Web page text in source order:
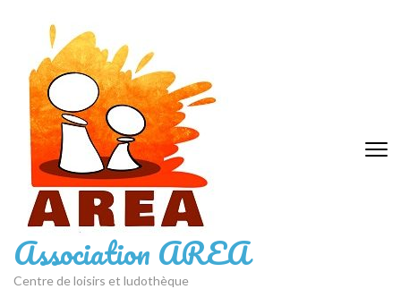
contenu
(Pressez
Entrée)
Association AREA
Centre de loisirs et ludothèque